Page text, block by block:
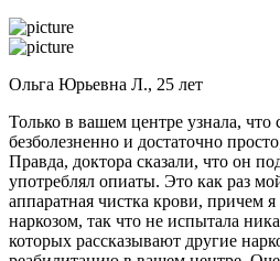
Ольга Юрьевна Л., 25 лет
Только в вашем центре узнала,
безболезненно и достаточно
Правда, доктора сказали, что он
употреблял опиаты. Это как раз
аппаратная чистка крови, причем
наркозом, так что не испытала
которых рассказывают другие